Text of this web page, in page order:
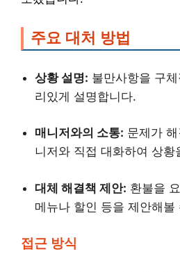
주요 대처 방법
상황 설명: 불만사항을 구
리있게 설명합니다.
매니저와의 소통: 문제가
니저와 직접 대화하여 상황
대체 해결책 제안: 환불을
메뉴나 할인 등을 제안해볼
접근 방식